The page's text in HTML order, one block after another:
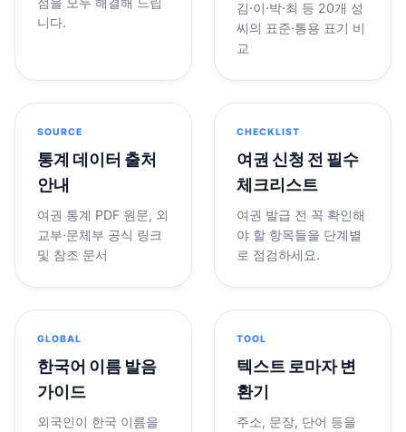
니다.
김·이·박·최 등 20개 성
씨의 표준·통용 표기 비
교
SOURCE
통계 데이터 출처
안내
여권 통계 PDF 원문, 외
교부·문체부 공식 링크
및 참조 문서
CHECKLIST
여권 신청 전 필수
체크리스트
여권 발급 전 꼭 확인해
야 할 항목들을 단계별
로 점검하세요.
GLOBAL
한국어 이름 발음
가이드
외국인이 한국 이름을
TOOL
텍스트 로마자 변
환기
주소, 문장, 단어 등을